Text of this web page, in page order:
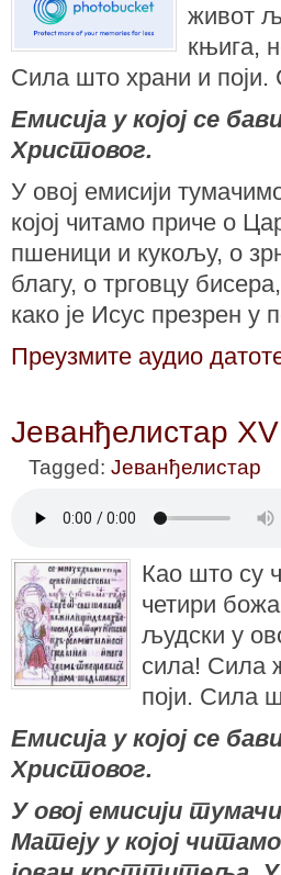
живот
књига,
Сила што храни и
Емисија у којој се
Христовог.
У овој емисији
којој читамо приче о
пшеници и кукољу, о
благу, о трговцу
како је Исус презрен у
Преузмите аудио
Јеванђелистар
Tagged: Јеванђелистар
Као што су
четири
људски у
сила! Сила
поји. Сила
Емисија у којој се
Христовог.
У овој емисији
Матеју у којој